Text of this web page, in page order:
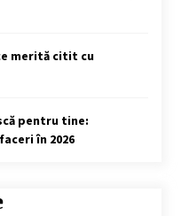
merită citit cu
pentru tine:
în 2026